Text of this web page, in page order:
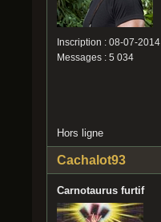
Inscription : 08-07-2014
Messages : 5 034
Hors ligne
Cachalot93
Carnotaurus furtif